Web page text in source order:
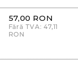
57,00 RON
Fără TVA: 47,11
RON